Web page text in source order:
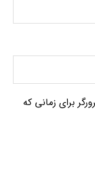
برای زمانی که